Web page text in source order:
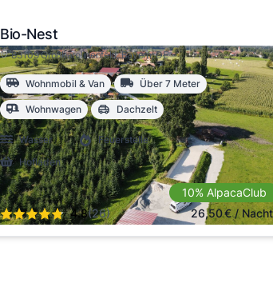
Bio-Nest
83109 Großkarolinenfeld, Bayern, DE
Wohnmobil & Van Über 7 Meter
Wohnwagen Dachzelt
Wasser
Feuerstelle
Hofladen
4.8(26)
10% AlpacaClub
26,50€/ Nacht